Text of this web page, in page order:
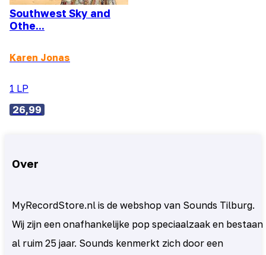
Southwest Sky and
Othe...
Karen Jonas
1 LP
26,99
Over
MyRecordStore.nl is de webshop van Sounds Tilburg.
Wij zijn een onafhankelijke pop speciaalzaak en bestaan
al ruim 25 jaar. Sounds kenmerkt zich door een